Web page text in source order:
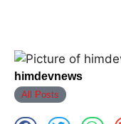
himdevnews
All Posts